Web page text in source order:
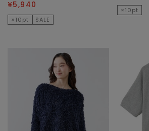
¥5,940
×10pt SALE
×10pt